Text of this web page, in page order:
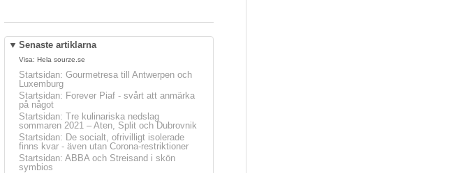
▼ Senaste artiklarna
Visa: Hela sourze.se
Startsidan: Gourmetresa till Antwerpen och
Luxemburg
Startsidan: Forever Piaf - svårt att anmärka
på något
Startsidan: Tre kulinariska nedslag
sommaren 2021 – Aten, Split och Dubrovnik
Startsidan: De socialt, ofrivilligt isolerade
finns kvar - även utan Corona-restriktioner
Startsidan: ABBA och Streisand i skön
symbios